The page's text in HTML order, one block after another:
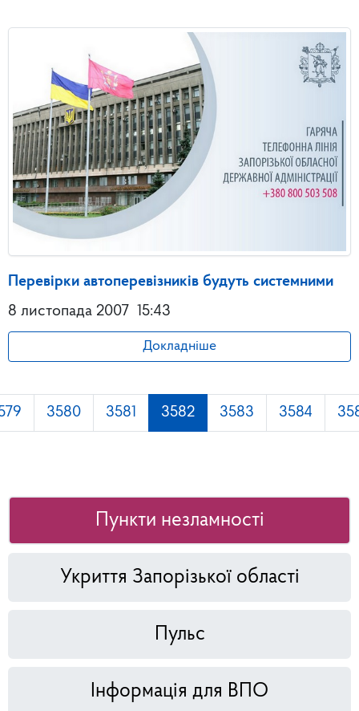
Перевірки автоперевізників будуть системними
8 листопада 2007
15:43
Докладніше
3580 3581 3582 3583 3584
Пункти незламності
Укриття Запорізької області
Пульс
Інформація для ВПО